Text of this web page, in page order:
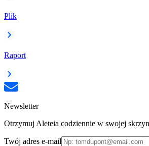
Plik
Raport
Newsletter
Otrzymuj Aleteia codziennie w swojej
Twój adres e-mail